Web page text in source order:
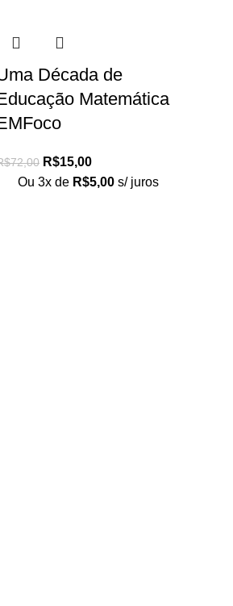
Década de
Matemática
72,00 R$15,00
Ou 3x de R$5,00 s/ juros